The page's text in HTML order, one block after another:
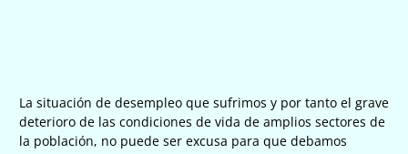
La situación de desempleo que sufrimos y por tanto el grave
deterioro de las condiciones de vida de amplios sectores de
la población, no puede ser excusa para que debamos